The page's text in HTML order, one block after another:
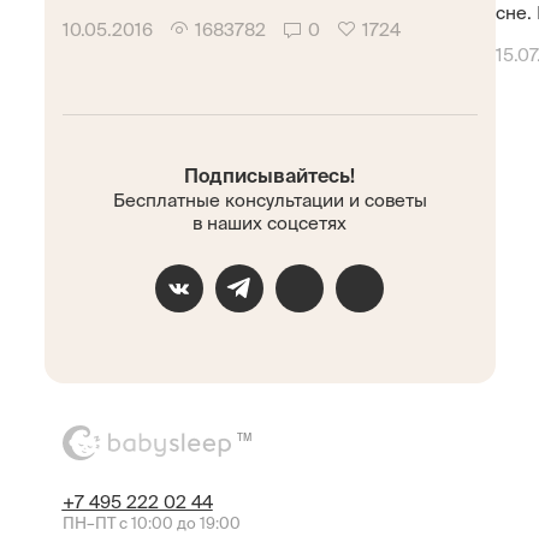
10.05.2016 1683782 0 1724
сне.
Подписывайтесь!
Бесплатные консультации и советы
в наших соцсетях
TM
+7 495 222 02 44
ПН–ПТ с 10:00 до 19:00